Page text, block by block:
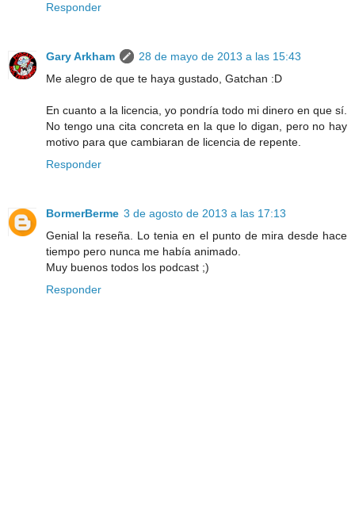
Responder
Gary Arkham
28 de mayo de 2013 a las 15:43
Me alegro de que te haya gustado, Gatchan :D
En cuanto a la licencia, yo pondría todo mi dinero en que sí.
No tengo una cita concreta en la que lo digan, pero no hay
motivo para que cambiaran de licencia de repente.
Responder
BormerBerme 3 de agosto de 2013 a las 17:13
Genial la reseña. Lo tenia en el punto de mira desde hace
tiempo pero nunca me había animado.
Muy buenos todos los podcast ;)
Responder